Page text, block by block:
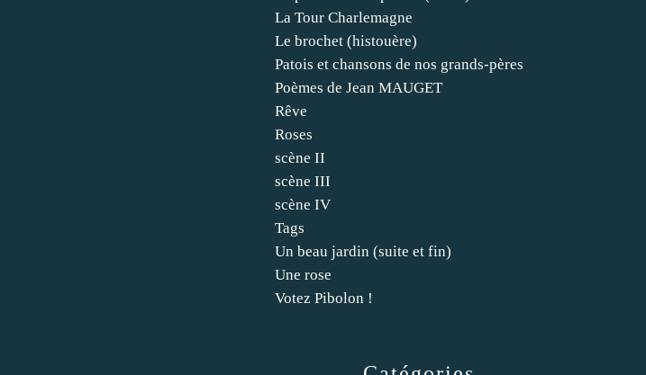
La Tour Charlemagne
Le brochet (histouère)
Patois et chansons de nos grands-pères
Poèmes de Jean MAUGET
Rêve
Roses
scène II
scène III
scène IV
Tags
Un beau jardin (suite et fin)
Une rose
Votez Pibolon !